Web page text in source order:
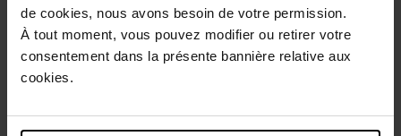
de cookies, nous avons besoin de votre permission.
À tout moment, vous pouvez modifier ou retirer votre
consentement dans la présente bannière relative aux
cookies.
Avis client Politique relative aux avis des clients